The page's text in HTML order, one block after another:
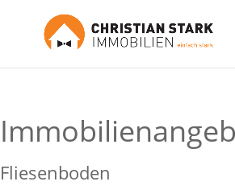
Fliesenboden